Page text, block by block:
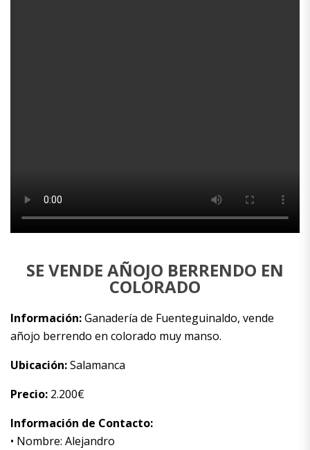
SE VENDE AÑOJO BERRENDO EN
COLORADO
Información:Ganadería de Fuenteguinaldo, vende
añojo berrendo en colorado muy manso.
Ubicación:Salamanca
Precio: 2.200€
Información de Contacto:
• Nombre: Alejandro